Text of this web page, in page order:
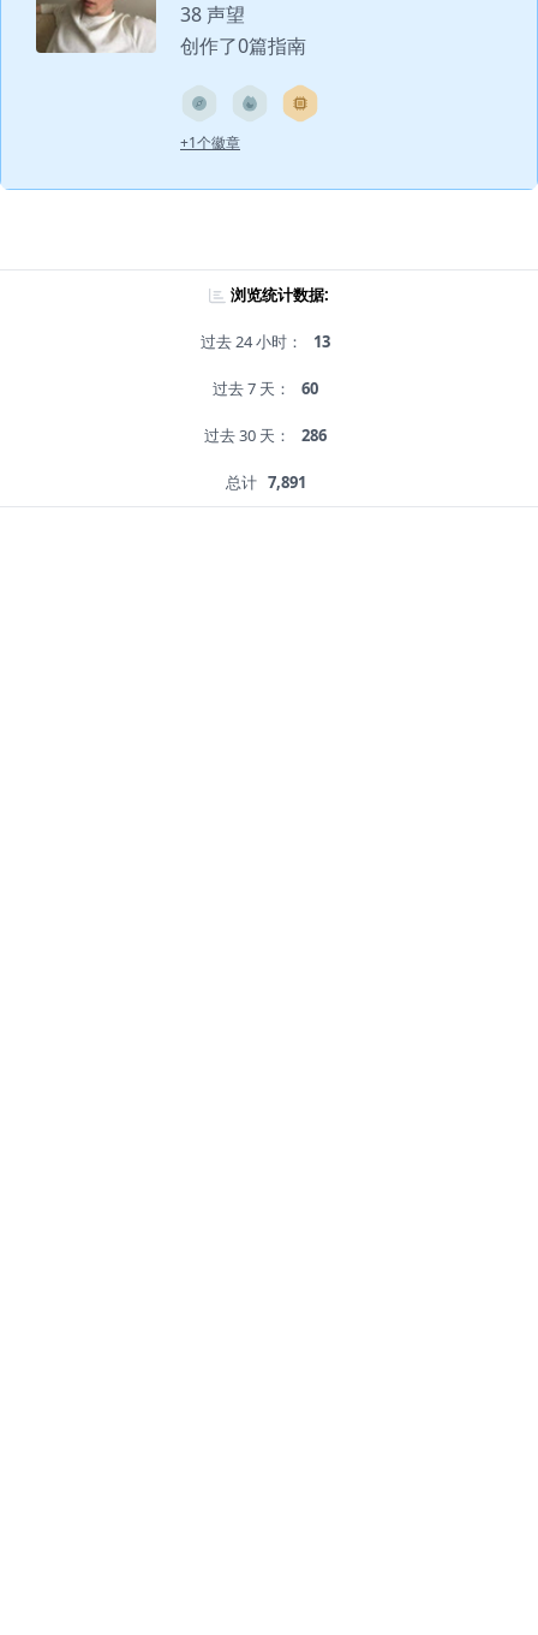
38 声望
创作了0篇指南
+1个徽章
浏览统计数据:
过去 24 小时： 13
过去 7 天： 60
过去 30 天： 286
总计 7,891